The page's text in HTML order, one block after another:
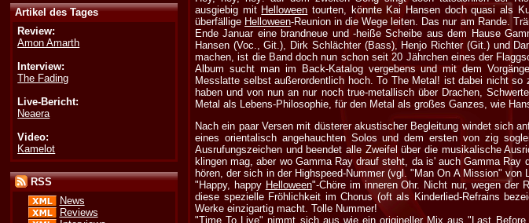
Artikel des Tages
Review:
Amon Amarth
Interview:
The Fading
Live-Bericht:
Neaera
Video:
Kamelot
RSS
News
Reviews
ausgiebig mit Helloween tourten, könnte Kai Hansen doch quasi als
überfällige Helloween-Reunion in die Wege leiten. Das nur am Rande.
Ende Januar eine brandneue und -heiße Scheibe aus dem Hause
Hansen (Voc., Git.), Dirk Schlächter (Bass), Henjo Richter (Git.) und
machen, ist die Band doch nun schon seit 20 Jährchen eines der
Album sucht man im Back-Katalog vergebens und mit dem
Messlatte selbst außerordentlich hoch. To The Metal! ist dabei nicht
haben und von nun an nur noch true-metallisch über Drachen,
Metal als Lebens-Philosophie, für den Metal als großes Ganzes, wie
Nach ein paar Versen mit düsterer akustischer Begleitung windet sich
eines orientalisch angehauchten Solos und dem ersten von zig
Ausrufungszeichen und beendet alle Zweifel über die musikalische
klingen mag, aber wo Gamma Ray drauf steht, da is' auch Gamma
hören, der sich in der Highspeed-Nummer (vgl. "Man On A Mission"
"Happy, happy Helloween"-Chöre im inneren Ohr. Nicht nur, wegen der
diese spezielle Fröhlichkeit im Chorus (oft als Kinderlied-Refrains
Werke einzigartig macht. Tolle Nummer!
"Time To Live" nimmt sich aus wie ein origineller Mix aus "Last